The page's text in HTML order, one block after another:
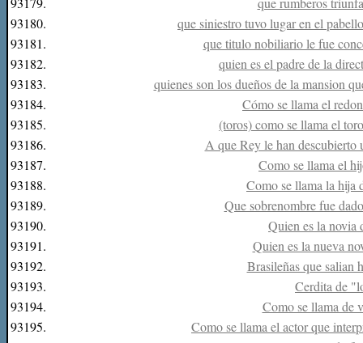
93180.
que siniestro tuvo lugar en el
93181.
que titulo nobiliario le fue
93182.
quien es el padre de la
93183.
quienes son los dueños de la mansion
93184.
Cómo se llama el
93185.
(toros) como se llama el
93186.
A que Rey le han descubierto
93187.
Como se llama el
93188.
Como se llama la hija
93189.
Que sobrenombre fue
93190.
Quien es la
93191.
Quien es la nueva
93192.
Brasileñas que salian
93193.
Cerdita de
93194.
Como se llama de
93195.
Como se llama el actor que